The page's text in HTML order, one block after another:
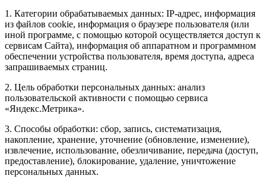
1. Категории обрабатываемых данных: IP-адрес, информация
из файлов cookie, информация о браузере пользователя (или
иной программе, с помощью которой осуществляется доступ к
сервисам Сайта), информация об аппаратном и программном
обеспечении устройства пользователя, время доступа, адреса
запрашиваемых страниц.
2. Цель обработки персональных данных: анализ
пользовательской активности с помощью сервиса
«Яндекс.Метрика».
3. Способы обработки: сбор, запись, систематизация,
накопление, хранение, уточнение (обновление, изменение),
извлечение, использование, обезличивание, передача (доступ,
предоставление), блокирование, удаление, уничтожение
персональных данных.